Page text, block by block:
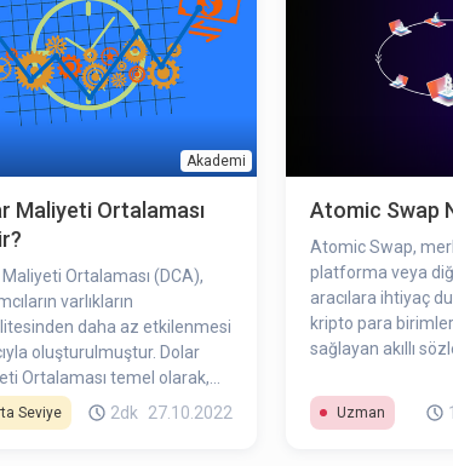
Akademi
Maliyeti Ortalaması
Maliyeti Ortalaması (DCA),
varlıkların
daha az etkilenmesi
oluşturulmuştur. Dolar
Ortalaması temel olarak,
yapılan varlıkların belirli
belirli oranda satın
Seviye 2dk 27.10.2022
Atomic Swap
Atomic Swap,
platforma veya
aracılara ihtiyaç
kripto para
sağlayan akıllı
blokzincirler
gerçekleştirilebilir.
Uzman